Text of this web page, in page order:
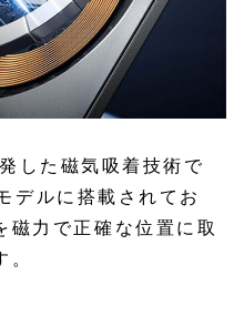
した磁気吸着技術で
ルに搭載されてお
磁力で正確な位置に取
。